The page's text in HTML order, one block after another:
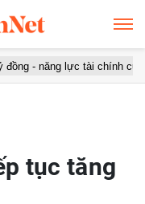
lực tài chính của Bamboo
tục tăng